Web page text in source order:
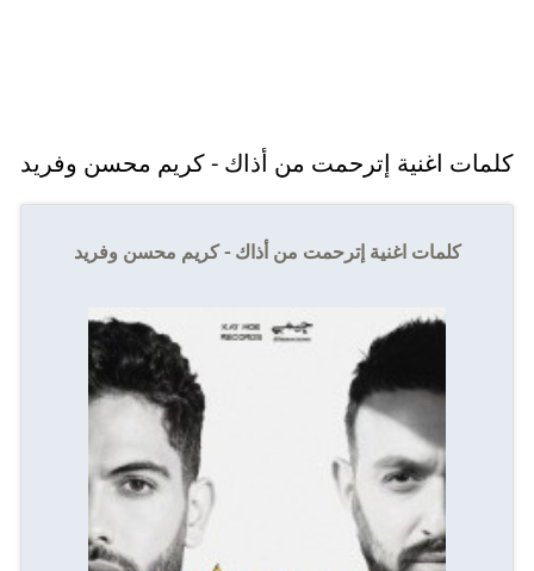
كلمات اغنية إترحمت من أذاك - كريم محسن وفريد
كلمات اغنية إترحمت من أذاك - كريم محسن وفريد